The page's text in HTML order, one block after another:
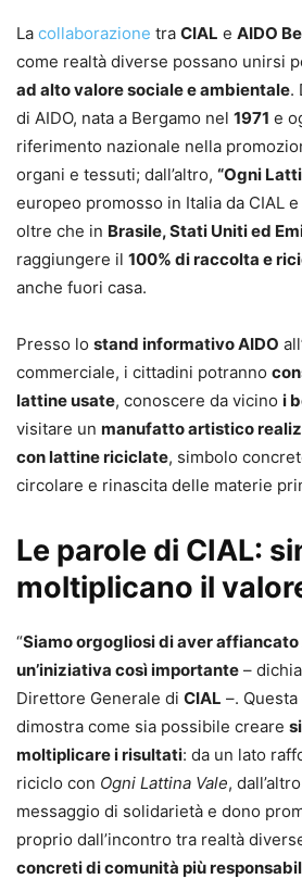
La collaborazione tra CIAL e AIDO
come realtà diverse possano unirsi
ad alto valore sociale e ambientale.
di AIDO, nata a Bergamo nel 1971 e
riferimento nazionale nella
organi e tessuti; dall’altro, “Ogni
europeo promosso in Italia da CIAL
oltre che in Brasile, Stati Uniti ed
raggiungere il 100% di raccolta e
anche fuori casa.
Presso lo stand informativo AIDO
commerciale, i cittadini potranno
lattine usate, conoscere da vicino i
visitare un manufatto artistico
con lattine riciclate, simbolo
circolare e rinascita delle materie
Le parole di CIAL:
moltiplicano il
“Siamo orgogliosi di aver affiancato
un’iniziativa così importante –
Direttore Generale di CIAL –.
dimostra come sia possibile creare
moltiplicare i risultati: da un lato
riciclo con Ogni Lattina Vale,
messaggio di solidarietà e dono
proprio dall’incontro tra realtà
concreti di comunità più